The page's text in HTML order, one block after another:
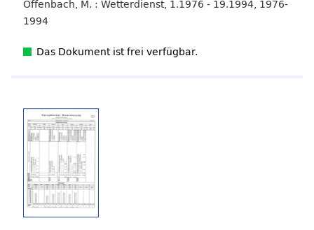
Das Dokument ist frei verfügbar.
Offenbach, M. : Wetterdienst, 1.1976 - 19.1994, 1976-
1994